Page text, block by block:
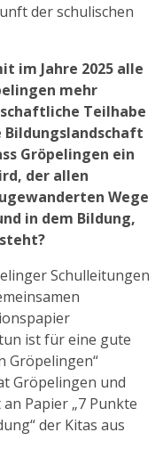
der schulischen
im Jahre 2025 alle
mehr
Teilhabe
Bildungslandschaft
Gröpelingen ein
der allen
Wege
in dem Bildung,
Schulleitungen
ist für eine gute
Gröpelingen“
Gröpelingen und
Papier „7 Punkte
der Kitas aus